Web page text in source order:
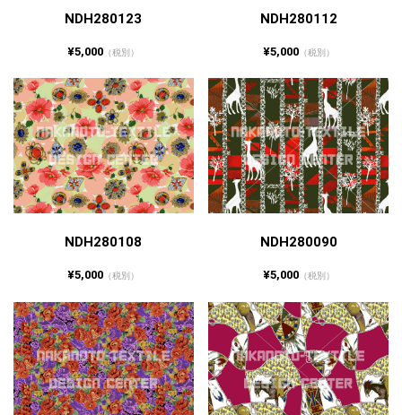
NDH280123
¥5,000 （税別）
NDH280112
¥5,000（税別）
NDH280108
¥5,000 （税別）
NDH280090
¥5,000（税別）